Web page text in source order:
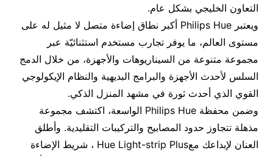
التعاون الخليجي بشكل عام.
ويعتبر Philips Hue أكبر نطاق إضاءة متصل لا مثيل له على
مستوى العالم، ما يوفر تجارب مستخدم استثنائيّة عبر
مجموعة متنوعة من السيناريوهات والأجهزة، من خلال الدمج
السلس لأحدث الأجهزة والبرامج البديهية والنظام الإيكولوجي
القوي الذي أحدث ثورة في مشهد المنزل الذكي.
وضمن محفظة Philips Hue الواسعة، اكتشف مجموعة
مذهلة تتجاوز حدود المصابيح والتركيبات التقليدية. وأطلق
العنان لإبداعك معHue Light-strip Plus ، شريط الإضاءة